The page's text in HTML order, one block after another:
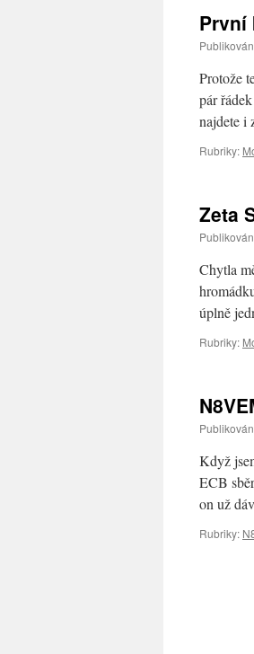
První
Protože
pár
najdete i
Rubriky:
Zeta
Chytla
úplně
Rubriky:
Když
ECB
on už
Rubriky: